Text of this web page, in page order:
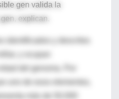
gen valida la
explican.
y ocupan
del genoma. Por